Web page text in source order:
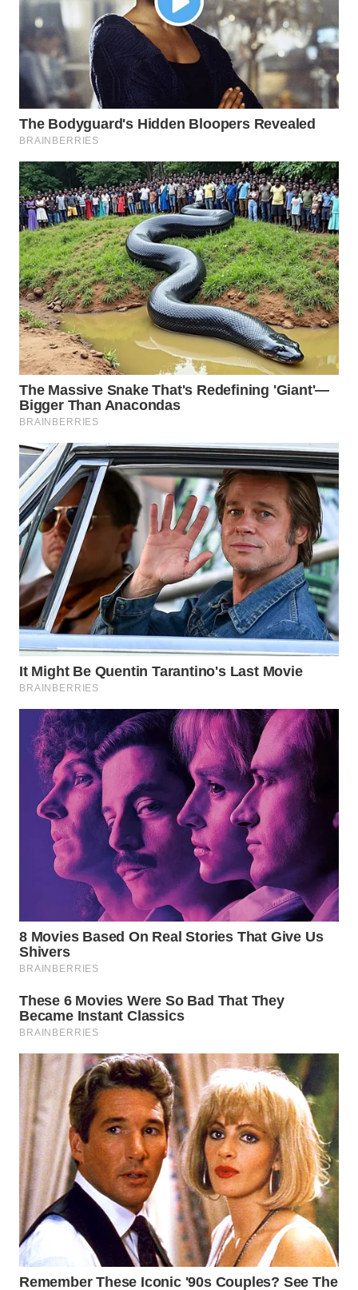
WN
TAPANULI
UTARA
WN
SAMOSIR
PADANG
LAWAS
WN
SUMEDANG
WN
CIANJUR
WN
KEPULAUAN
WN
TANGERANG
WN
BINJAI
WN
CIREBON
WN
INDRAMAYU
WN
KUNINGAN
WN
MAJALENGKA
WN
SUBANG
WN
SUKABUMI
PURWAKARTA
WN
PRIANGAN
WN
WN
SOLO
WN
BOROBUDUR
WN
MADURA
SURABAYA